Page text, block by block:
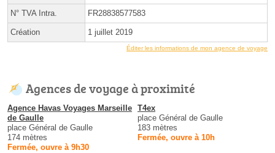
N° TVA Intra. FR28838577583
Création 1 juillet 2019
Éditer les informations de mon agence de voyage
Agences de voyage à proximité
Agence Havas Voyages Marseille
de Gaulle
place Général de Gaulle
174 mètres
Fermée, ouvre à 9h30
T4ex
place Général de Gaulle
183 mètres
Fermée, ouvre à 10h